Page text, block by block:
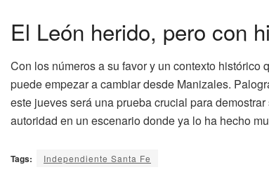
El León herido, pero con
Con los números a su favor y un contexto histórico
puede empezar a cambiar desde Manizales.
este jueves será una prueba crucial para
autoridad en un escenario donde ya lo ha hecho
Tags: Independiente Santa Fe